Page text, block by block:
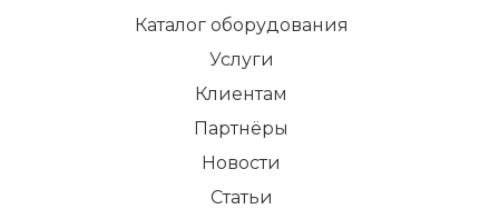
Каталог оборудования
Услуги
Клиентам
Партнёры
Новости
Статьи